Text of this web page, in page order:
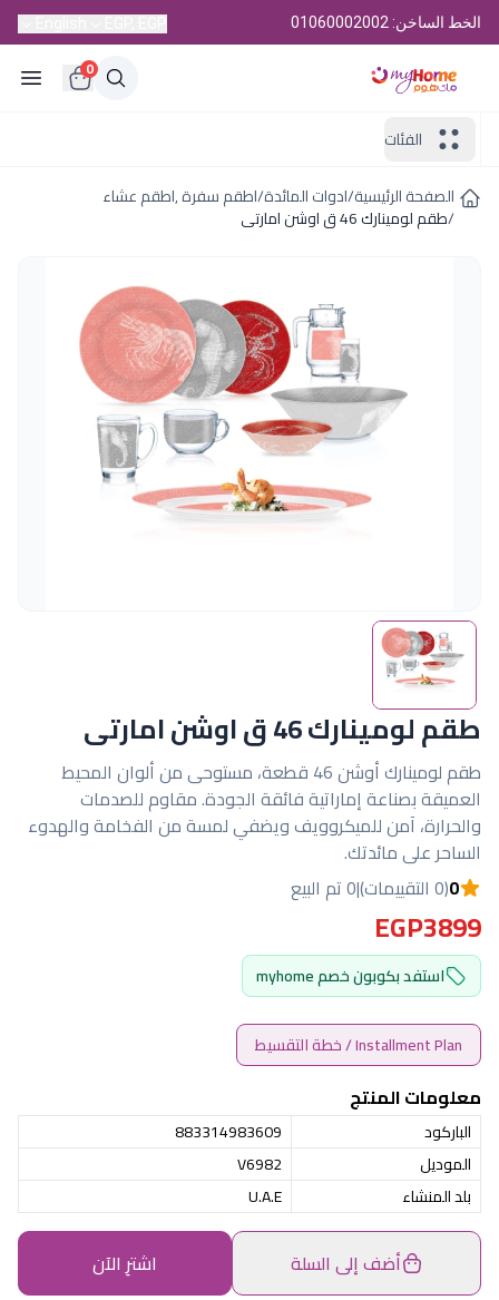
الخط الساخن: 01060002002
0
الفئات
الصفحة الرئيسية/ادوات المائدة/اطقم سفرة ,اطقم عشاء
/طقم لومينارك 46 ق اوشن امارتى
طقم لومينارك 46 ق اوشن امارتى
طقم لومينارك أوشن 46 قطعة، مستوحى من ألوان المحيط
العميقة بصناعة إماراتية فائقة الجودة. مقاوم للصدمات
والحرارة، آمن للميكروويف ويضفي لمسة من الفخامة والهدوء
الساحر على مائدتك.
0(0 التقييمات) |0 تم البيع
EGP3899
استفد بكوبون خصم myhome
Installment Plan / خطة التقسيط
معلومات المنتج
الباركود
883314983609
الموديل
V6982
بلد المنشاء
U.A.E
أضف إلى السلة اشترِ الآن